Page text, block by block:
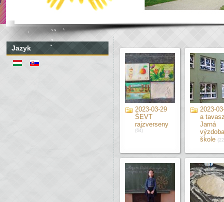
Jazyk
2023-03-29
ŠEVT
rajzverseny
(64)
2023-
a
Jarná
škole